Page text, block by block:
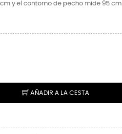
y el contorno de pecho mide 95 cm
AÑADIR A LA CESTA